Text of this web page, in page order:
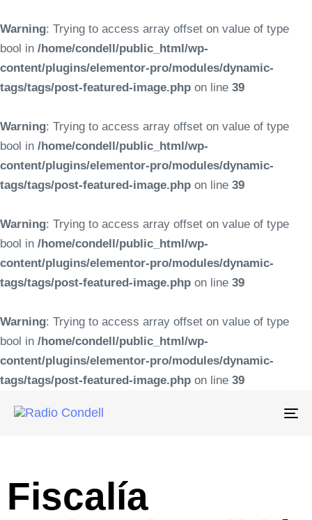
Warning: Trying to access array offset on value of type
bool in /home/condell/public_html/wp-
content/plugins/elementor-pro/modules/dynamic-
tags/tags/post-featured-image.php on line 39
Warning: Trying to access array offset on value of type
bool in /home/condell/public_html/wp-
content/plugins/elementor-pro/modules/dynamic-
tags/tags/post-featured-image.php on line 39
Warning: Trying to access array offset on value of type
bool in /home/condell/public_html/wp-
content/plugins/elementor-pro/modules/dynamic-
tags/tags/post-featured-image.php on line 39
Warning: Trying to access array offset on value of type
bool in /home/condell/public_html/wp-
content/plugins/elementor-pro/modules/dynamic-
tags/tags/post-featured-image.php on line 39
Fiscalía